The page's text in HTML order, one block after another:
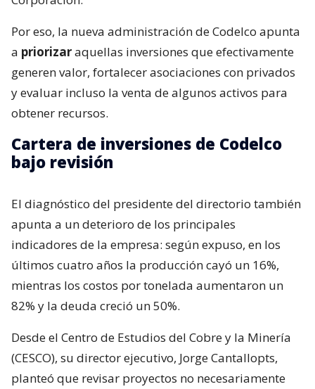
Por eso, la nueva administración de Codelco apunta
a priorizaraquellas inversiones que efectivamente
generen valor, fortalecer asociaciones con privados
y evaluar incluso la venta de algunos activos para
obtener recursos.
Cartera de inversiones de Codelco
bajo revisión
El diagnóstico del presidente del directorio también
apunta a un deterioro de los principales
indicadores de la empresa: según expuso, en los
últimos cuatro años la producción cayó un 16%,
mientras los costos por tonelada aumentaron un
82% y la deuda creció un 50%.
Desde el Centro de Estudios del Cobre y la Minería
(CESCO), su director ejecutivo, Jorge Cantallopts,
planteó que revisar proyectos no necesariamente